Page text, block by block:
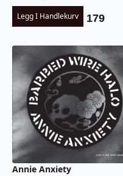
Legg I Handlekurv 179
Annie Anxiety